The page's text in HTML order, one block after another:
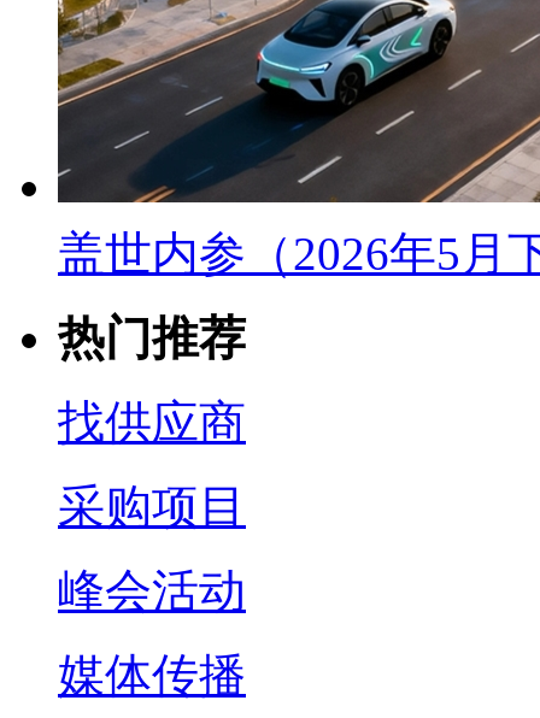
盖世内参（2026年5月
热门推荐
找供应商
采购项目
峰会活动
媒体传播